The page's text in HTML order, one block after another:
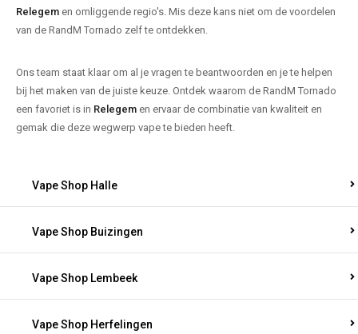
Relegem en omliggende regio's. Mis deze kans niet om de voordelen
van de RandM Tornado zelf te ontdekken.
Ons team staat klaar om al je vragen te beantwoorden en je te helpen
bij het maken van de juiste keuze. Ontdek waarom de RandM Tornado
een favoriet is in Relegem en ervaar de combinatie van kwaliteit en
gemak die deze wegwerp vape te bieden heeft.
Vape Shop Halle
Vape Shop Buizingen
Vape Shop Lembeek
Vape Shop Herfelingen